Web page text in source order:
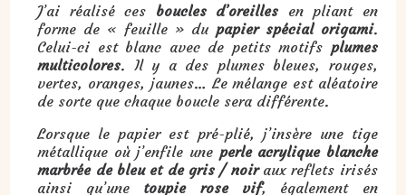
J’ai réalisé ces boucles d’oreilles en pliant en
forme de « feuille » du papier spécial origami.
Celui-ci est blanc avec de petits motifs plumes
multicolores. Il y a des plumes bleues, rouges,
vertes, oranges, jaunes… Le mélange est aléatoire
de sorte que chaque boucle sera différente.
Lorsque le papier est pré-plié, j’insère une tige
métallique où j’enfile une perle acrylique blanche
marbrée de bleu et de gris / noiraux reflets irisés
ainsi qu’une toupie rose vif, également en